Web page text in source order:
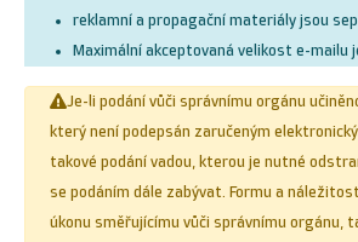
reklamní a propagační materiály jsou
Maximální akceptovaná velikost e-mailu
Je-li podání vůči správnímu orgánu
který není podepsán zaručeným
takové podání vadou, kterou je nutné
se podáním dále zabývat. Formu a
úkonu směřujícímu vůči správnímu orgánu,